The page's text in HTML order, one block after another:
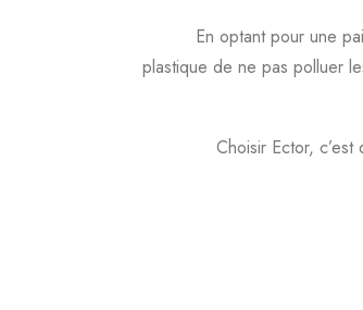
En optant pour une
plastique de ne pas polluer
Choisir Ector,